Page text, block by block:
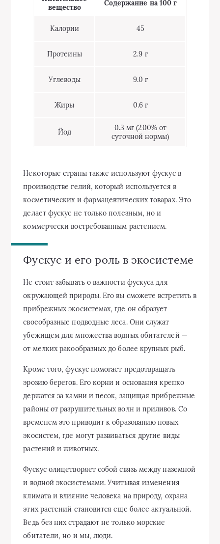
вещество
Содержание на 100 г
Калории 45
Протеины 2.9 г
Углеводы 9.0 г
Жиры 0.6 г
Йод
0.3 мг (200% от
суточной нормы)
Некоторые страны также используют фускус в
производстве гелий, который используется в
косметических и фармацевтических товарах. Это
делает фускус не только полезным, но и
коммерчески востребованным растением.
Фускус и его роль в экосистеме
Не стоит забывать о важности фускуса для
окружающей природы. Его вы сможете встретить в
прибрежных экосистемах, где он образует
своеобразные подводные леса. Они служат
убежищем для множества водных обитателей —
от мелких ракообразных до более крупных рыб.
Кроме того, фускус помогает предотвращать
эрозию берегов. Его корни и основания крепко
держатся за камни и песок, защищая прибрежные
районы от разрушительных волн и приливов. Со
временем это приводит к образованию новых
экосистем, где могут развиваться другие виды
растений и животных.
Фускус олицетворяет собой связь между наземной
и водной экосистемами. Учитывая изменения
климата и влияние человека на природу, охрана
этих растений становится еще более актуальной.
Ведь без них страдают не только морские
обитатели, но и мы, люди.